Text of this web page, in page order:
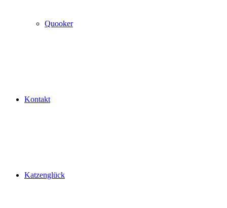
Quooker
Kontakt
Katzenglück